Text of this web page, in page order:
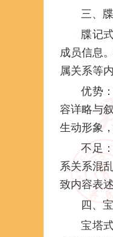
三、
牒记
成员信息
属关系等
优势
容详略与
生动形象
不足
系关系混
致内容表
四、
宝塔